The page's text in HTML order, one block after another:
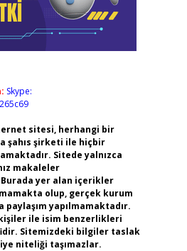
Skype:
sitesi, herhangi bir
şahıs şirketi ile hiçbir
Sitede yalnızca
makaleler
Burada yer alan içerikler
olup, gerçek kurum
paylaşım yapılmamaktadır.
ile isim benzerlikleri
Sitemizdeki bilgiler taslak
niteliği taşımazlar.